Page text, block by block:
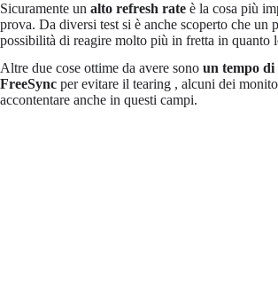
Sicuramente un alto refresh rate è la cosa più
prova. Da diversi test si è anche scoperto che un
possibilità di reagire molto più in fretta in quanto
Altre due cose ottime da avere sono un tempo di
FreeSync per evitare il tearing , alcuni dei
accontentare anche in questi campi.